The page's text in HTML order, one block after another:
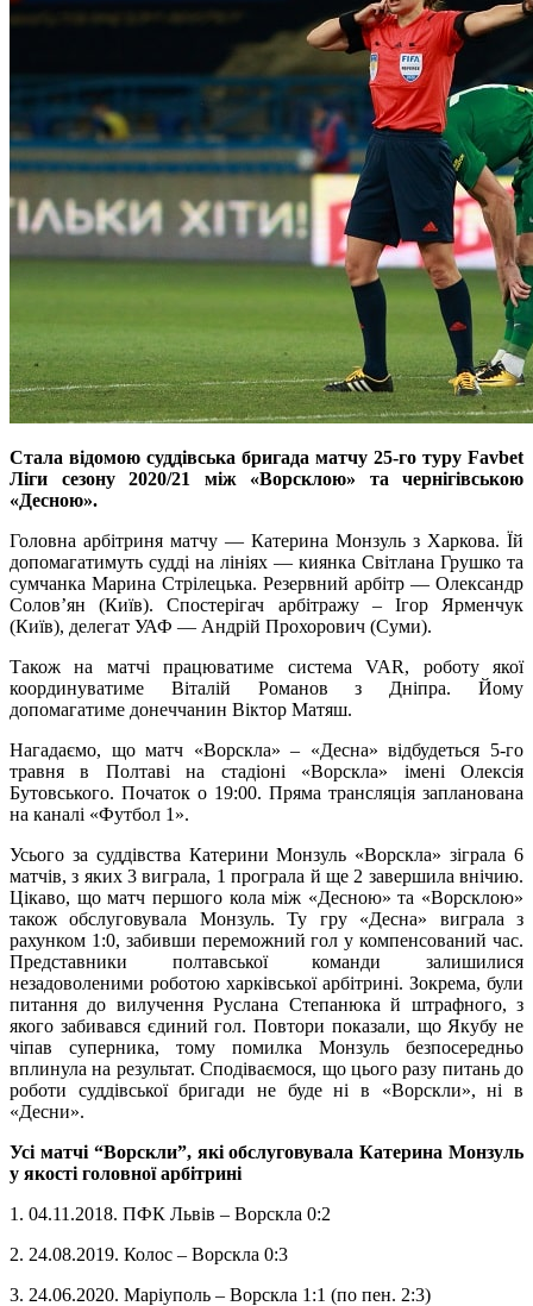
Стала відомою суддівська бригада матчу 25-го туру Favbet
Ліги сезону 2020/21 між «Ворсклою» та чернігівською
«Десною».
Головна арбітриня матчу ― Катерина Монзуль з Харкова. Їй
допомагатимуть судді на лініях ― киянка Світлана Грушко та
сумчанка Марина Стрілецька. Резервний арбітр ― Олександр
Солов’ян (Київ). Спостерігач арбітражу – Ігор Ярменчук
(Київ), делегат УАФ ― Андрій Прохорович (Суми).
Також на матчі працюватиме система VAR, роботу якої
координуватиме Віталій Романов з Дніпра. Йому
допомагатиме донеччанин Віктор Матяш.
Нагадаємо, що матч «Ворскла» – «Десна» відбудеться 5-го
травня в Полтаві на стадіоні «Ворскла» імені Олексія
Бутовського. Початок о 19:00. Пряма трансляція запланована
на каналі «Футбол 1».
Усього за суддівства Катерини Монзуль «Ворскла» зіграла 6
матчів, з яких 3 виграла, 1 програла й ще 2 завершила внічию.
Цікаво, що матч першого кола між «Десною» та «Ворсклою»
також обслуговувала Монзуль. Ту гру «Десна» виграла з
рахунком 1:0, забивши переможний гол у компенсований час.
Представники полтавської команди залишилися
незадоволеними роботою харківської арбітрині. Зокрема, були
питання до вилучення Руслана Степанюка й штрафного, з
якого забивався єдиний гол. Повтори показали, що Якубу не
чіпав суперника, тому помилка Монзуль безпосередньо
вплинула на результат. Сподіваємося, що цього разу питань до
роботи суддівської бригади не буде ні в «Ворскли», ні в
«Десни».
Усі матчі “Ворскли”, які обслуговувала Катерина Монзуль
у якості головної арбітрині
1. 04.11.2018. ПФК Львів – Ворскла 0:2
2. 24.08.2019. Колос – Ворскла 0:3
3. 24.06.2020. Маріуполь – Ворскла 1:1 (по пен. 2:3)